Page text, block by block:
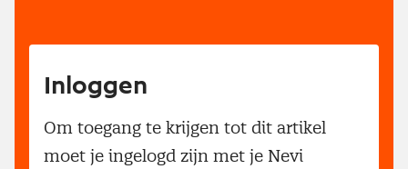
Inloggen
Om toegang te krijgen tot dit artikel
moet je ingelogd zijn met je Nevi